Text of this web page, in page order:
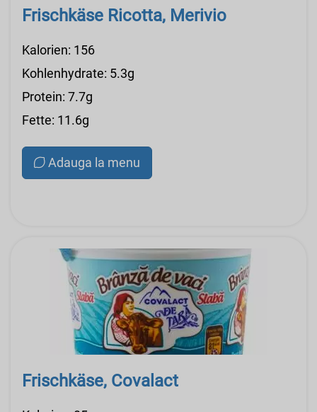
Frischkäse Ricotta, Merivio
Kalorien: 156
Kohlenhydrate: 5.3g
Protein: 7.7g
Fette: 11.6g
Adauga la menu
Frischkäse, Covalact